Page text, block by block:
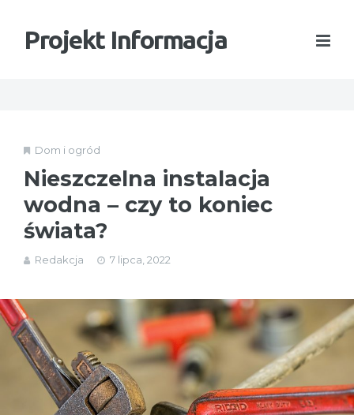
Projekt Informacja
Dom i ogród
Nieszczelna instalacja
wodna – czy to koniec
świata?
Redakcja 7 lipca, 2022